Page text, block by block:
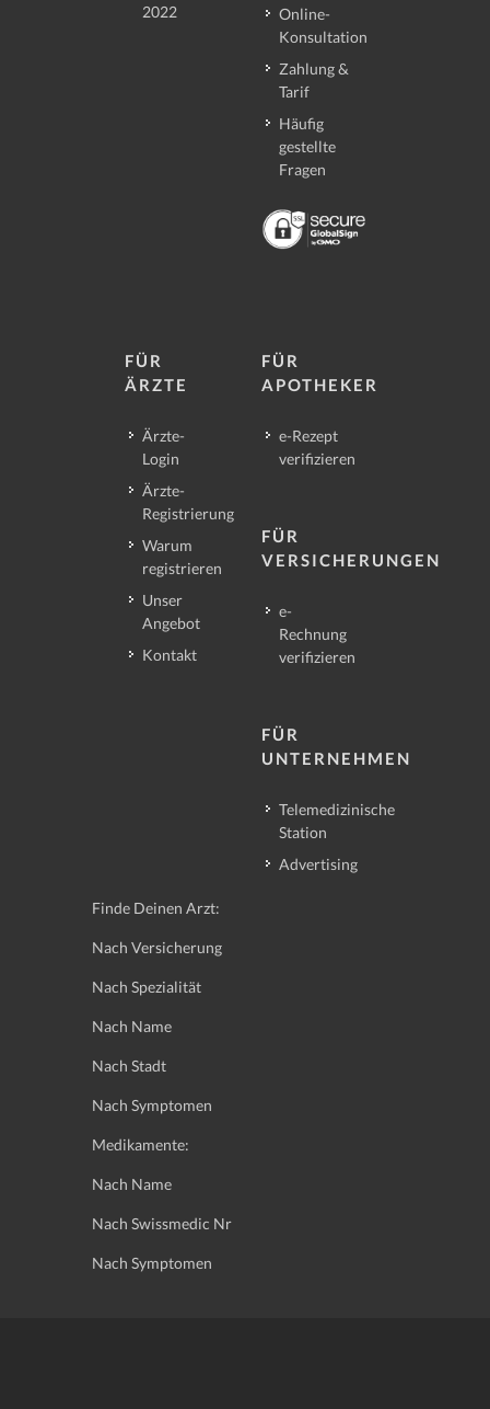
2022
Online-
Konsultation
Zahlung &
Tarif
Häufig
gestellte
Fragen
FÜR
ÄRZTE
Ärzte-
Login
Ärzte-
Registrierung
Warum
registrieren
Unser
Angebot
Kontakt
FÜR
APOTHEKER
e-Rezept
verifizieren
FÜR
VERSICHERUNGEN
e-
Rechnung
verifizieren
FÜR
UNTERNEHMEN
Telemedizinische
Station
Advertising
Finde Deinen Arzt:
Nach Versicherung
Nach Spezialität
Nach Name
Nach Stadt
Nach Symptomen
Medikamente:
Nach Name
Nach Swissmedic Nr
Nach Symptomen